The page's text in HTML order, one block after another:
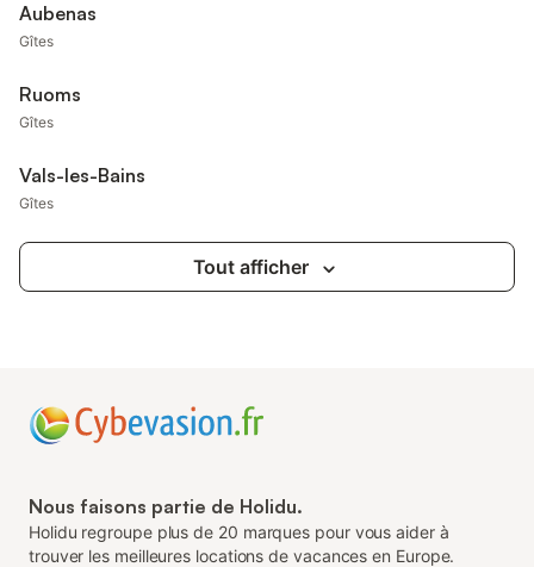
Aubenas
Gîtes
Ruoms
Gîtes
Vals-les-Bains
Gîtes
Tout afficher
Nous faisons partie de Holidu.
Holidu regroupe plus de 20 marques pour vous aider à
trouver les meilleures locations de vacances en Europe.